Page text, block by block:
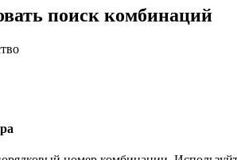
поиск комбинаций